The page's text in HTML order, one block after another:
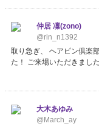
仲居 凜(zono)
@rin_n1392
取り急ぎ、 ヘアピン倶楽
た！ ご来場いただきまし
大木あゆみ
@March_ay